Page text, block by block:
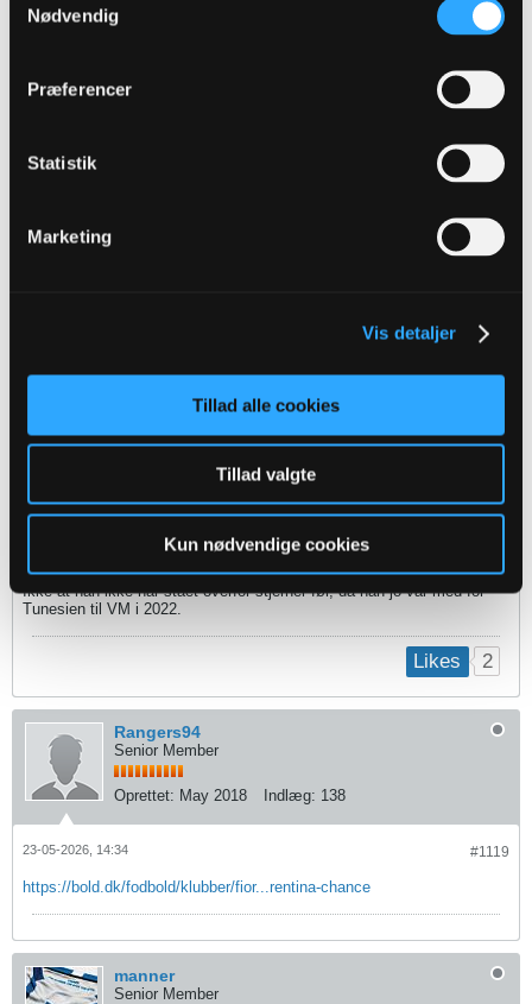
Nødvendig
Præferencer
Statistik
Marketing
Vis detaljer
Tillad alle cookies
Tillad valgte
Kun nødvendige cookies
Oprettet:
#1117
Ja ham var mange folk jo ikke glade for hos os. Til gengæld
er vi åbenbart i markedet for at hente en fra det absolutte
Senior Member
Oprettet: Nov 2013 Indlæg: 328
#1118
16-05-2026, 19:36
Issam Jebali deler i dag bane med Cristiano Ronaldo i AFC Champions
League 2-finalen, hvor han tilmed har lavet en assist.
Ikke at han ikke har stået overfor stjerner før, da han jo var med for
Tunesien til VM i 2022.
Likes 2
Rangers94
Senior Member
Oprettet: May 2018 Indlæg: 138
#1119
23-05-2026, 14:34
https://bold.dk/fodbold/klubber/fior...rentina-chance
manner
Senior Member